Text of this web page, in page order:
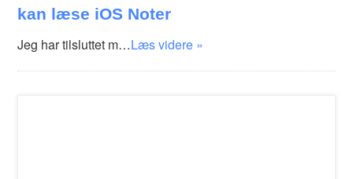
kan læse iOS Noter
Jeg har tilsluttet m…Læs videre »